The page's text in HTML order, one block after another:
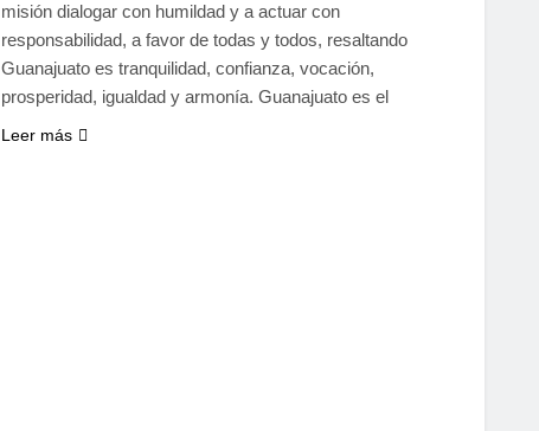
misión dialogar con humildad y a actuar con
responsabilidad, a favor de todas y todos, resaltando
Guanajuato es tranquilidad, confianza, vocación,
prosperidad, igualdad y armonía. Guanajuato es el
Leer más